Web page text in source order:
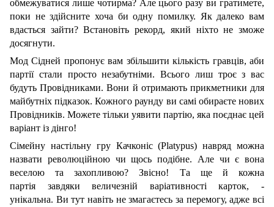
обмежуватися лише чотирма? Але цього разу ви гратимете,
поки не здійсните хоча би одну помилку. Як далеко вам
вдасться зайти? Встановіть рекорд, який ніхто не зможе
досягнути.
Мод Сідней пропонує вам збільшити кількість гравців, аби
партії стали просто незабутніми. Всього лиш троє з вас
будуть Провідниками. Вони й отримають прикметники для
майбутніх підказок. Кожного раунду ви самі обираєте нових
Провідників. Можете тільки уявити партію, яка поєднає цей
варіант із дінго!
Сімейну настільну гру Качконіс (Platypus) навряд можна
назвати революційною чи щось подібне. Але чи є вона
веселою та захопливою? Звісно! Та ще й кожна
партія завдяки величезній варіативності карток, -
унікальна. Ви тут навіть не змагаєтесь за перемогу, адже всі